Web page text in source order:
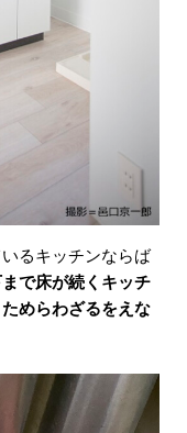
るキッチンならば
で床が続くキッチ
めらわざるをえな